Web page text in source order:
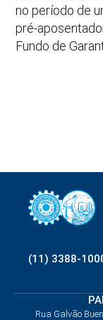
no período de
pré-
Fundo de
(11) 3388-
Rua Galvão